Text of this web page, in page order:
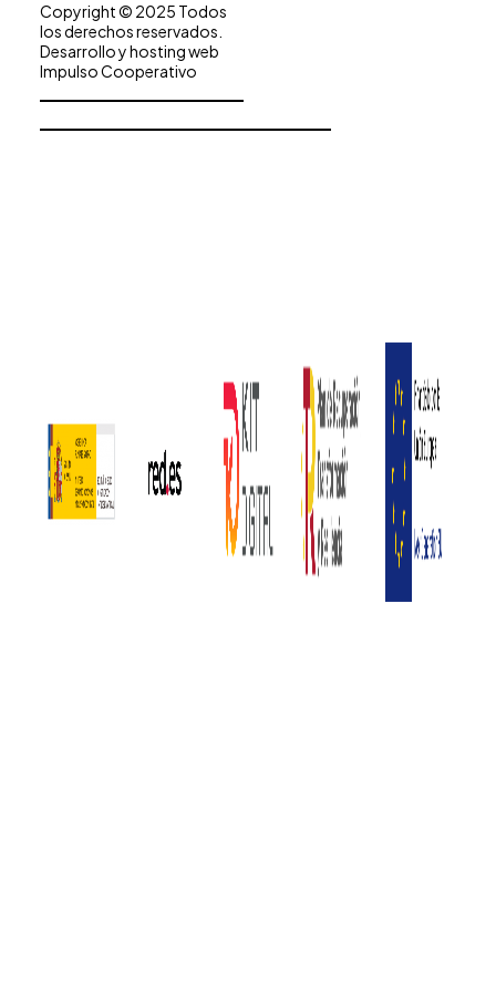
Copyright © 2025 Todos
los derechos reservados.
Desarrollo y hosting web
Impulso Cooperativo